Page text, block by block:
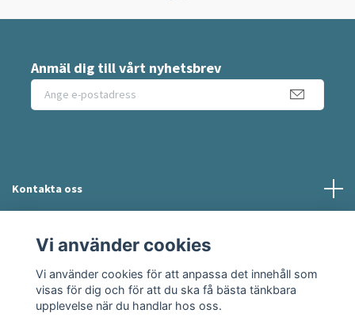
Anmäl dig till vårt nyhetsbrev
Kontakta oss
Sociala medier
Vi använder cookies
Vi använder cookies för att anpassa det innehåll som
visas för dig och för att du ska få bästa tänkbara
upplevelse när du handlar hos oss.